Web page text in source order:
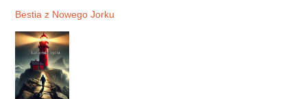
Bestia z Nowego Jorku